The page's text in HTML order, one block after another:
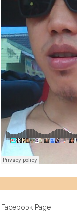
Facebook Page